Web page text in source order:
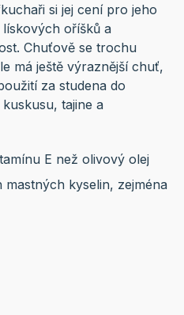
si jej cení pro jeho
oříšků a
Chuťově se trochu
má ještě výraznější chuť,
za studena do
tajine a
E než olivový olej
kyselin, zejména